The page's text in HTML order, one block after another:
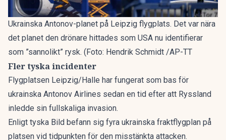
Ukrainska Antonov-planet på Leipzig flygplats. Det var nära
det planet den drönare hittades som USA nu identifierar
som ”sannolikt” rysk. (Foto: Hendrik Schmidt /AP-TT
Fler tyska incidenter
Flygplatsen Leipzig/Halle har fungerat som bas för
ukrainska Antonov Airlines sedan en tid efter att Ryssland
inledde sin fullskaliga invasion.
Enligt tyska Bild befann sig fyra ukrainska fraktflygplan på
platsen vid tidpunkten för den misstänkta attacken.